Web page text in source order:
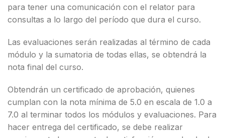
para tener una comunicación con el relator para
consultas a lo largo del período que dura el curso.
Las evaluaciones serán realizadas al término de cada
módulo y la sumatoria de todas ellas, se obtendrá la
nota final del curso.
Obtendrán un certificado de aprobación, quienes
cumplan con la nota mínima de 5.0 en escala de 1.0 a
7.0 al terminar todos los módulos y evaluaciones. Para
hacer entrega del certificado, se debe realizar